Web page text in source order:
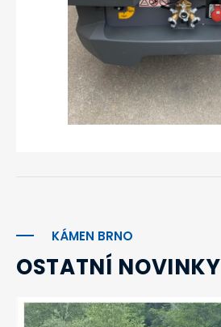
KÁMEN BRNO
OSTATNÍ NOVINKY